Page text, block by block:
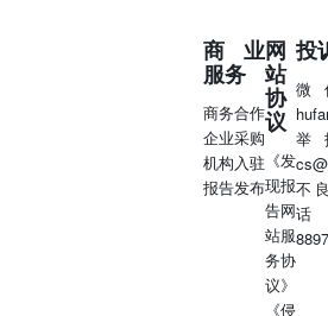
价在9.3-9.8元/公斤区间震荡，始终没能站
元/斤）关键关口，6月均价会比5月略高1-
是低位震荡，很难出现大幅上涨。真正的
9月之后，四季度才会进入盈利窗口。
国家发改委负责人就《加快农业农村现代
答记者问表示，《规划》统筹考虑发展基
实需要，围绕推动基本实现农业现代化、
生活条件取得重大进展，科学设置目标指
年粮食等重要农产品供给保障能力稳步提
能力达到1.45万亿斤左右，粮食安全根基
量效益和竞争力不断提高，农业及相关产
商业
服务
商务合作
企业采购
机构入驻
报告发布
网
站
协
议
《发
现报
告网
站服
务协
议》
《侵
投
微
举
不